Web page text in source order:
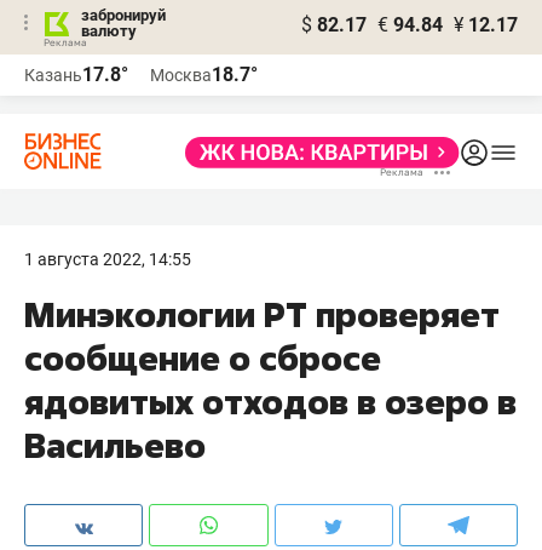
забронируй
валюту
$ 82.17 € 94.84 ¥ 12.17
Казань17.8° Москва18.7°
1 августа 2022, 14:55
Минэкологии РТ проверяет
сообщение о сбросе
ядовитых отходов в озеро в
Васильево